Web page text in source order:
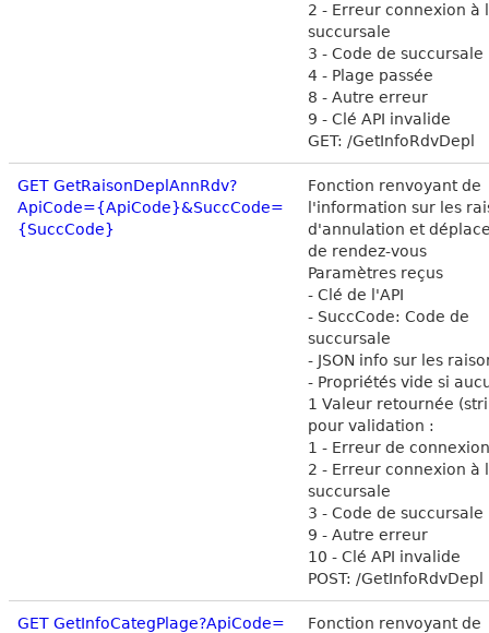
2 - Erreur connexion à
succursale
3 - Code de
4 - Plage passée
8 - Autre erreur
9 - Clé API invalide
GET: /GetInfoRdvDepl
GET GetRaisonDeplAnnRdv?
ApiCode={ApiCode}&SuccCode=
{SuccCode}
Fonction renvoyant de
l'information sur les
d'annulation et
de rendez-vous
Paramètres reçus
- Clé de l'API
- SuccCode: Code de
succursale
- JSON info sur les
- Propriétés vide si
1 Valeur retournée
pour validation :
1 - Erreur de
2 - Erreur connexion à
succursale
3 - Code de
9 - Autre erreur
10 - Clé API invalide
POST: /GetInfoRdvDepl
GET GetInfoCategPlage?ApiCode=
Fonction renvoyant de